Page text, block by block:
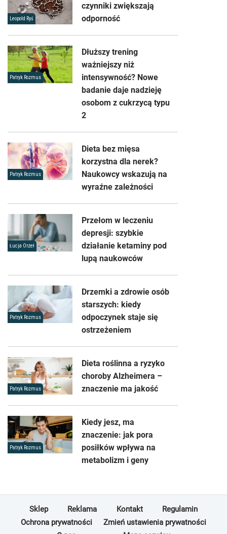
Leopold Ryś
czynniki zwiększają
odporność
Patryk Rozmus
Dłuższy trening
ważniejszy niż
intensywność? Nowe
badanie daje nadzieję
osobom z cukrzycą typu
2
Patryk Rozmus
Dieta bez mięsa
korzystna dla nerek?
Naukowcy wskazują na
wyraźne zależności
Łucja Orzeł
Przełom w leczeniu
depresji: szybkie
działanie ketaminy pod
lupą naukowców
Patryk Rozmus
Drzemki a zdrowie osób
starszych: kiedy
odpoczynek staje się
ostrzeżeniem
Patryk Rozmus
Dieta roślinna a ryzyko
choroby Alzheimera –
znaczenie ma jakość
Patryk Rozmus
Kiedy jesz, ma
znaczenie: jak pora
posiłków wpływa na
metabolizm i geny
Sklep Reklama Kontakt
Regulamin
Ochrona prywatności
Zmień ustawienia prywatności